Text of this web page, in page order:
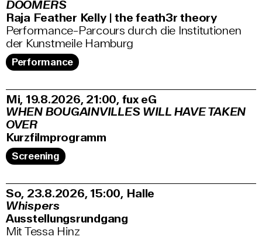
DOOMERS
Raja Feather Kelly | the feath3r theory
Performance-Parcours durch die Institutionen
der Kunstmeile Hamburg
Performance
Mi, 19.8.2026 21:00, fux eG
WHEN BOUGAINVILLES WILL HAVE TAKEN
OVER
Kurzfilmprogramm
Screening
So, 23.8.2026 15:00, Halle
Whispers
Ausstellungsrundgang
Mit Tessa Hinz